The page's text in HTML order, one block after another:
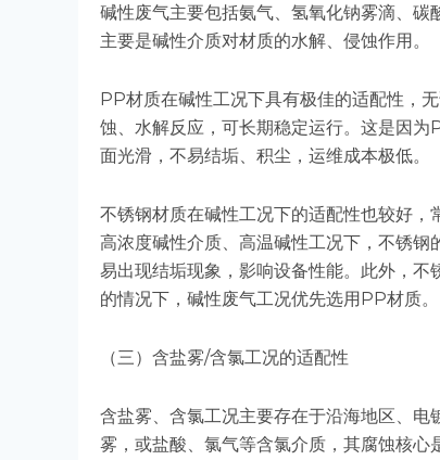
碱性废气主要包括氨气、氢氧化钠雾滴、
主要是碱性介质对材质的水解、侵蚀作用。
PP材质在碱性工况下具有极佳的适配性，
蚀、水解反应，可长期稳定运行。这是因
面光滑，不易结垢、积尘，运维成本极低。
不锈钢材质在碱性工况下的适配性也较好
高浓度碱性介质、高温碱性工况下，不锈
易出现结垢现象，影响设备性能。此外，
的情况下，碱性废气工况优先选用PP材质。
（三）含盐雾/含氯工况的适配性
含盐雾、含氯工况主要存在于沿海地区、
雾，或盐酸、氯气等含氯介质，其腐蚀核